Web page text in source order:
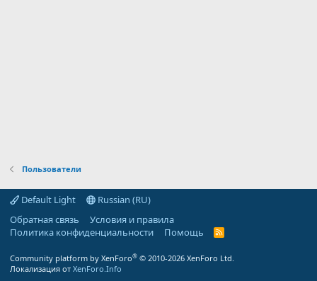
Пользователи
Default Light
Russian (RU)
Обратная связь
Условия и правила
Политика конфиденциальности
Помощь
R
Community platform by XenForo® © 2010-2026 XenForo Ltd.
Локализация от XenForo.Info